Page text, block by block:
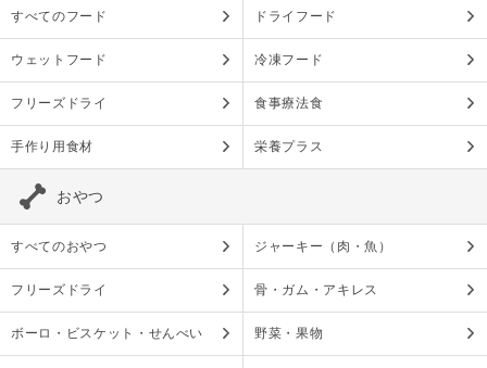
すべてのフード ドライフード
ウェットフード 冷凍フード
フリーズドライ 食事療法食
手作り用食材 栄養プラス
おやつ
すべてのおやつ ジャーキー（肉・魚）
フリーズドライ 骨・ガム・アキレス
ボーロ・ビスケット・せんべい 野菜・果物